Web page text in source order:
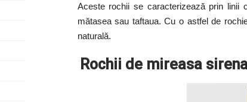
Aceste rochii se caracterizează prin linii
mătasea sau taftaua. Cu o astfel de
naturală.
Rochii de mireasa